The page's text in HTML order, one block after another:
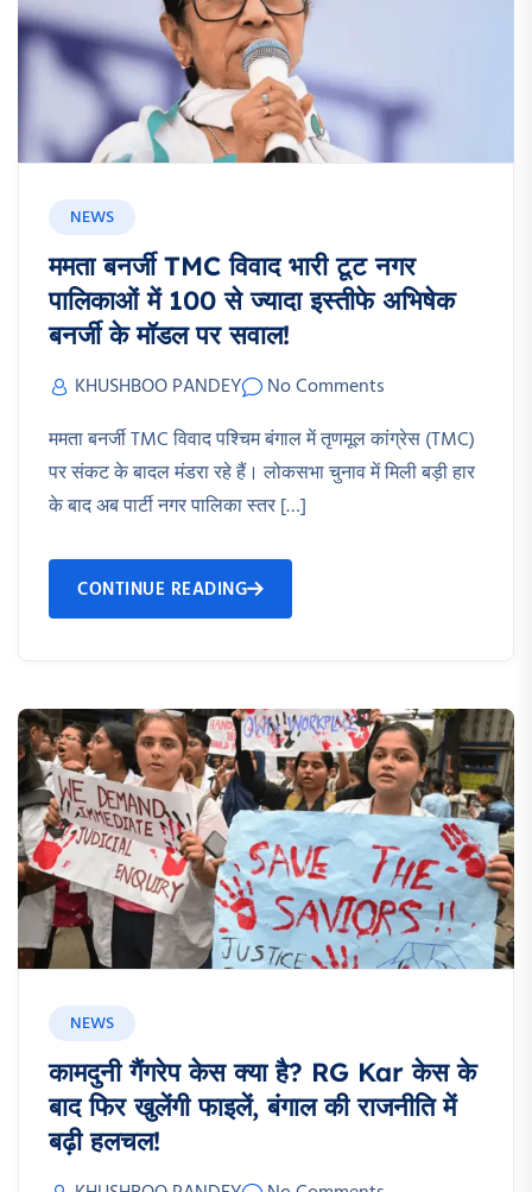
NEWS
ममता बनर्जी TMC विवाद भारी टूट नगर
पालिकाओं में 100 से ज्यादा इस्तीफे अभिषेक
बनर्जी के मॉडल पर सवाल!
KHUSHBOO PANDEY
No Comments
ममता बनर्जी TMC विवाद पश्चिम बंगाल में तृणमूल कांग्रेस (TMC)
पर संकट के बादल मंडरा रहे हैं। लोकसभा चुनाव में मिली बड़ी हार
के बाद अब पार्टी नगर पालिका स्तर […]
CONTINUE READING
NEWS
कामदुनी गैंगरेप केस क्या है? RG Kar केस के
बाद फिर खुलेंगी फाइलें, बंगाल की राजनीति में
बढ़ी हलचल!